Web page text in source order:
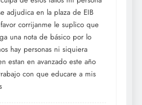
adjudica en la plaza de EIB
corrijanme le suplico que
una nota de básico por lo
hay personas ni siquiera
estan en avanzado este año
con que educare a mis